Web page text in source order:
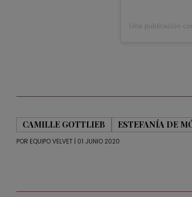
Una publicación
CAMILLE GOTTLIEB ESTEFANÍA DE
POR EQUIPO VELVET | 01 JUNIO 2020